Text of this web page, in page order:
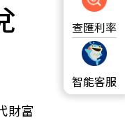
查匯利率
智能客服
財富